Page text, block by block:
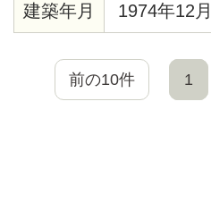
建築年月 1974年12
前の10件 1